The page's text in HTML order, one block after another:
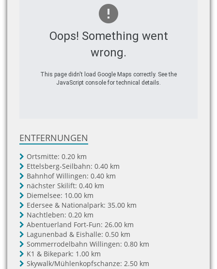
Oops! Something went
wrong.
This page didn't load Google Maps correctly. See the
JavaScript console for technical details.
ENTFERNUNGEN
Ortsmitte: 0.20 km
Ettelsberg-Seilbahn: 0.40 km
Bahnhof Willingen: 0.40 km
nächster Skilift: 0.40 km
Diemelsee: 10.00 km
Edersee & Nationalpark: 35.00 km
Nachtleben: 0.20 km
Abentuerland Fort-Fun: 26.00 km
Lagunenbad & Eishalle: 0.50 km
Sommerrodelbahn Willingen: 0.80 km
K1 & Bikepark: 1.00 km
Skywalk/Mühlenkopfschanze: 2.50 km